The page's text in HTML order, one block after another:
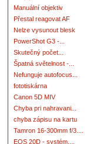
Manuální objektiv
Přestal reagovat AF
Nelze vysunout blesk
PowerShot G3 -...
Skutečný počet...
Špatná světelnost -...
Nefunguje autofocus...
fototiskárna
Canon 5D MIV
Chyba pri nahravani...
chyba zápisu na kartu
Tamron 16-300mm f/3....
EOS 20D - systém....